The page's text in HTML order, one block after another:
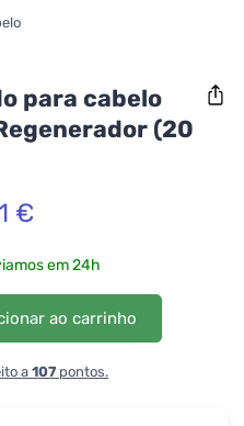
para cabelo
(20
€
em 24h
ao carrinho
a 107 pontos.